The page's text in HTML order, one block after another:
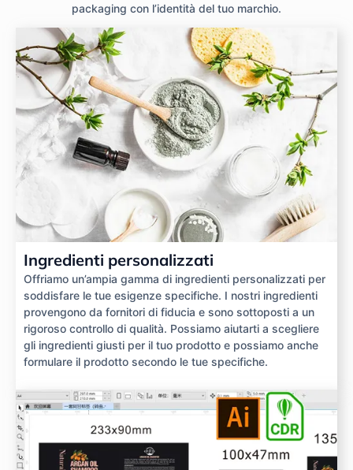
packaging con l’identità del tuo marchio.
Ingredienti personalizzati
Offriamo un’ampia gamma di ingredienti personalizzati per
soddisfare le tue esigenze specifiche. I nostri ingredienti
provengono da fornitori di fiducia e sono sottoposti a un
rigoroso controllo di qualità. Possiamo aiutarti a scegliere
gli ingredienti giusti per il tuo prodotto e possiamo anche
formulare il prodotto secondo le tue specifiche.